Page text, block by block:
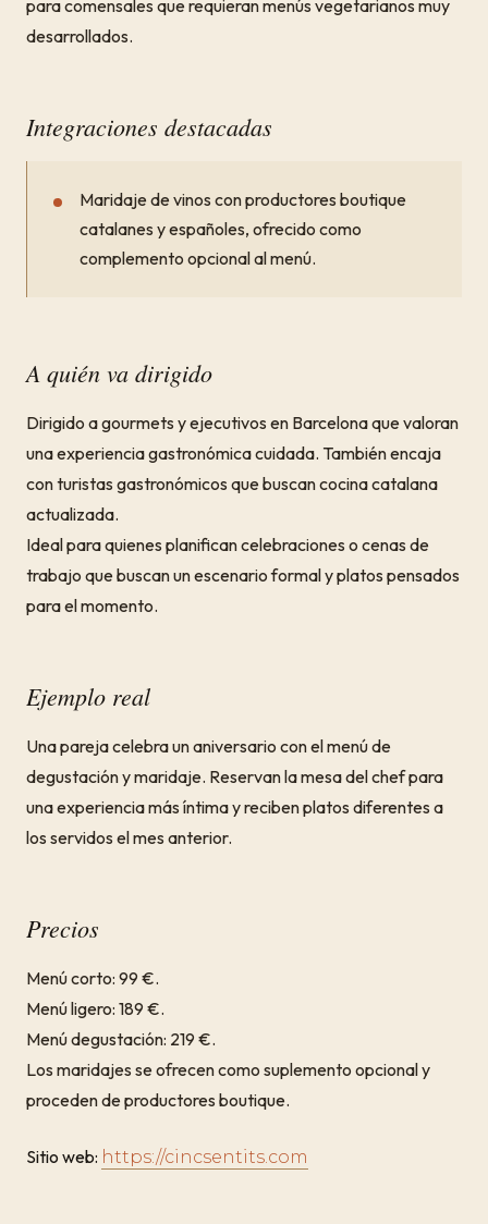
para comensales que requieran menús vegetarianos muy
desarrollados.
Integraciones destacadas
Maridaje de vinos con productores boutique
catalanes y españoles, ofrecido como
complemento opcional al menú.
A quién va dirigido
Dirigido a gourmets y ejecutivos en Barcelona que valoran
una experiencia gastronómica cuidada. También encaja
con turistas gastronómicos que buscan cocina catalana
actualizada.
Ideal para quienes planifican celebraciones o cenas de
trabajo que buscan un escenario formal y platos pensados
para el momento.
Ejemplo real
Una pareja celebra un aniversario con el menú de
degustación y maridaje. Reservan la mesa del chef para
una experiencia más íntima y reciben platos diferentes a
los servidos el mes anterior.
Precios
Menú corto: 99 €.
Menú ligero: 189 €.
Menú degustación: 219 €.
Los maridajes se ofrecen como suplemento opcional y
proceden de productores boutique.
Sitio web: https://cincsentits.com